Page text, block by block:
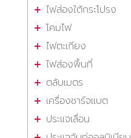
ไฟส่องใต้กระโปรง
โคมไฟ
ไฟตะเกียง
ไฟส่องพื้นที่
ตลับเมตร
เครื่องชาร์จแบต
ประแจเลื่อน